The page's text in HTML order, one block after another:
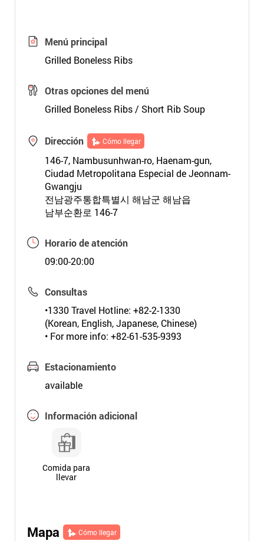
Menú principal
Grilled Boneless Ribs
Otras opciones del menú
Grilled Boneless Ribs / Short Rib Soup
Dirección Cómo llegar
146-7, Nambusunhwan-ro, Haenam-gun,
Ciudad Metropolitana Especial de Jeonnam-
Gwangju
전남광주통합특별시 해남군 해남읍
남부순환로 146-7
Horario de atención
09:00-20:00
Consultas
•1330 Travel Hotline: +82-2-1330
(Korean, English, Japanese, Chinese)
• For more info: +82-61-535-9393
Estacionamiento
available
Información adicional
Comida para
llevar
Mapa Cómo llegar